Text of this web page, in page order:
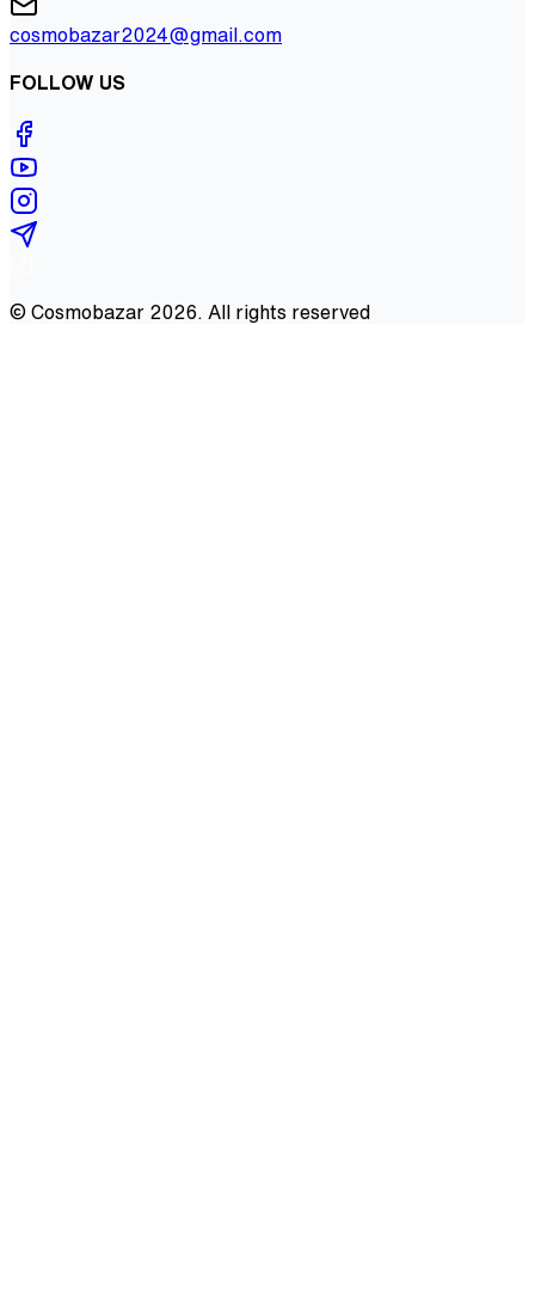
cosmobazar2024@gmail.com
FOLLOW US
© Cosmobazar 2026. All rights reserved